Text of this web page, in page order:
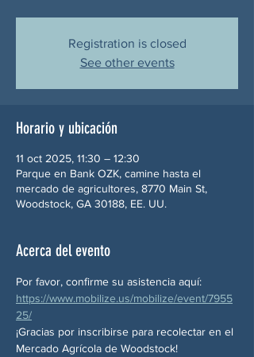
Registration is closed
See other events
Horario y ubicación
11 oct 2025, 11:30 – 12:30
Parque en Bank OZK, camine hasta el
mercado de agricultores, 8770 Main St,
Woodstock, GA 30188, EE. UU.
Acerca del evento
Por favor, confirme su asistencia aquí:
https://www.mobilize.us/mobilize/event/7955
25/
¡Gracias por inscribirse para recolectar en el
Mercado Agrícola de Woodstock!